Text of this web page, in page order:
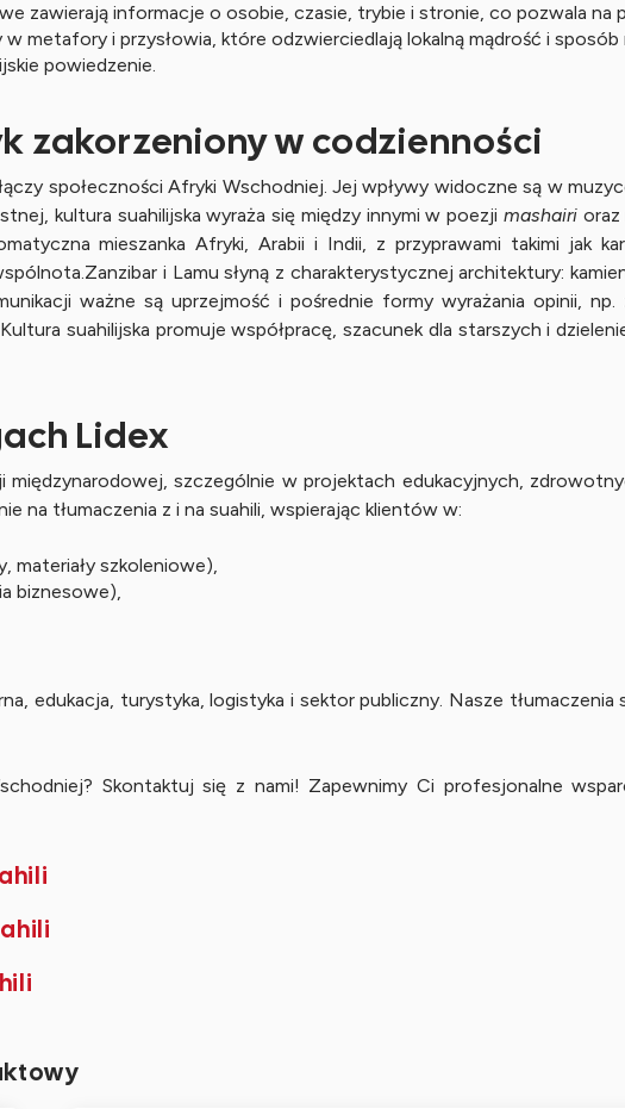
zawierają informacje o osobie, czasie, trybie i stronie, co pozwala na
metafory i przysłowia, które odzwierciedlają lokalną mądrość i sposób
powiedzenie.
zakorzeniony w codzienności
społeczności Afryki Wschodniej. Jej wpływy widoczne są w
kultura suahilijska wyraża się między innymi w poezji mashairioraz
mieszanka Afryki, Arabii i Indii, z przyprawami takimi jak
i Lamu słyną z charakterystycznej architektury:
ważne są uprzejmość i pośrednie formy wyrażania opinii,
suahilijska promuje współpracę, szacunek dla starszych i
Lidex
międzynarodowej, szczególnie w projektach edukacyjnych,
na tłumaczenia z i na suahili, wspierając klientów w:
materiały szkoleniowe),
biznesowe),
edukacja, turystyka, logistyka i sektor publiczny. Nasze
Skontaktuj się z nami! Zapewnimy Ci profesjonalne